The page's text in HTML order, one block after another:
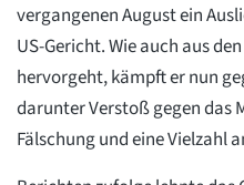
vergangenen August ein
US-Gericht. Wie auch aus
hervorgeht, kämpft er nun
darunter Verstoß gegen das
Fälschung und eine Vielzahl